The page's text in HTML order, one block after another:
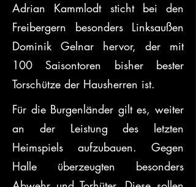
Adrian Kammlodt sticht bei den
Freibergern besonders Linksaußen
Dominik Gelnar hervor, der mit
100 Saisontoren bisher bester
Torschütze der Hausherren ist.
Für die Burgenländer gilt es, weiter
an der Leistung des letzten
Heimspiels aufzubauen. Gegen
Halle überzeugten besonders